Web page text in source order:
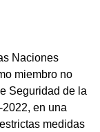
Naciones
miembro no
Seguridad de la
en una
medidas